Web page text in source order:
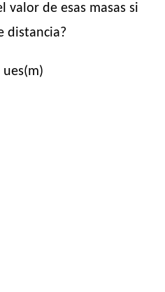
valor de esas masas si
distancia?
ues(m)